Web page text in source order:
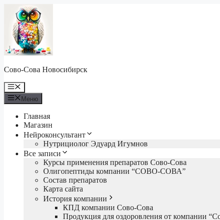
Перейти
содержимому
Сово-Сова Новосибирск
Меню
Меню
Главная
Магазин
Нейроконсультант
Нутрициолог Эдуард Игумнов
Все записи
Курсы применения препаратов Сово-Сова
Олигопептиды компании “СОВО-СОВА”
Состав препаратов
Карта сайта
История компании
КПД компании Сово-Сова
Продукция для оздоровления от компании